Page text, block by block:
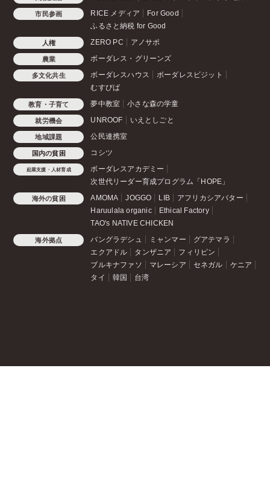
市民参画 RICE メディア
For Good
ふるさと納税 for Good
人権 ZERO PC アノサポ
農業 ボーダレス・グリーンズ
多文化共生 ボーダレスハウス
ボーダレスビジット
むすびば
教育・子育て 夢中教室 小さな森の学童
就労機会 UNROOF いえとしごと
地域課題 公民連携室
国内の貧困 コシツ
起業支援・人材育成
ボーダレスアカデミー
次世代リーダー育成プログラム「HOPE」
海外の貧困 AMOMA JOGGO LIB
アフリカシアバター
Haruulala organic
Ethical Factory
TAO's NATIVE CHICKEN
海外拠点 バングラデシュ ミャンマー
グアテマラ
エクアドル
タンザニア
フィリピン
ブルキナファソ
マレーシア セネガル
ケニア
タイ
韓国 台湾